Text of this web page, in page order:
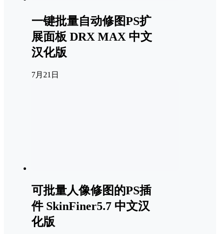
一键批量自动修图PS扩
展面板 DRX MAX 中文
汉化版
7月21日
可批量人像修图的PS插
件 SkinFiner5.7 中文汉
化版